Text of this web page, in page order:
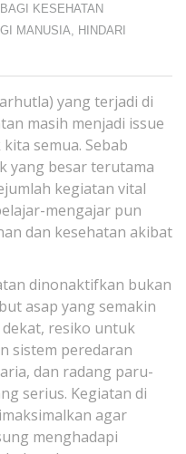
KESEHATAN
MANUSIA
HINDARI
yang terjadi di
masih menjadi issue
semua. Sebab
yang besar terutama
kegiatan vital
mengajar pun
dan kesehatan akibat
dinonaktifkan bukan
asap yang semakin
dekat, resiko untuk
sistem peredaran
dan radang paru-
serius. Kegiatan di
agar
menghadapi